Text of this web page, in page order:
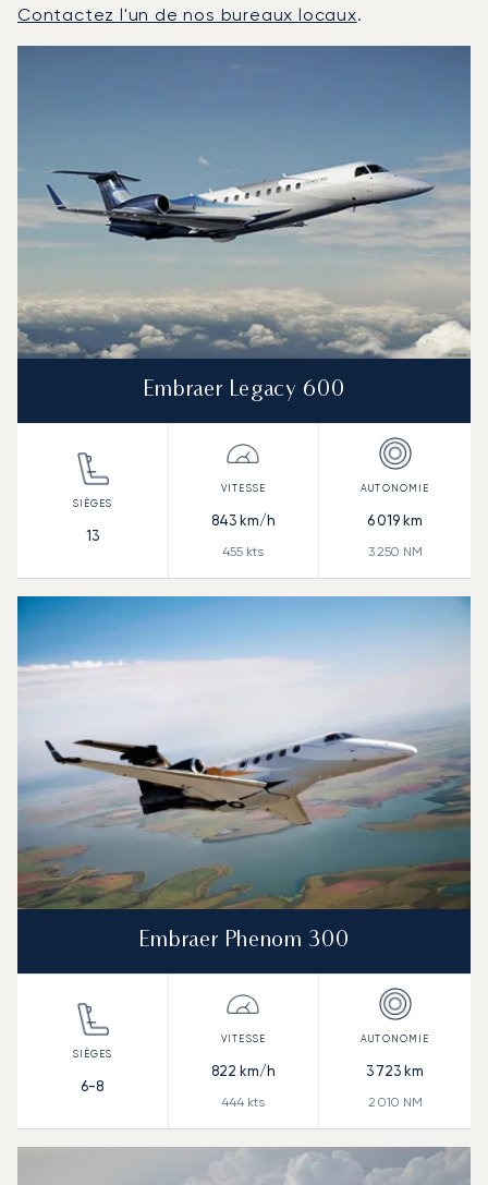
Contactez l'un de nos bureaux locaux.
Embraer Legacy 600
13
843km/h
455 kts
6 019 km
3 250 NM
Embraer Phenom 300
6-8
822 km/h
444 kts
3 723 km
2 010 NM